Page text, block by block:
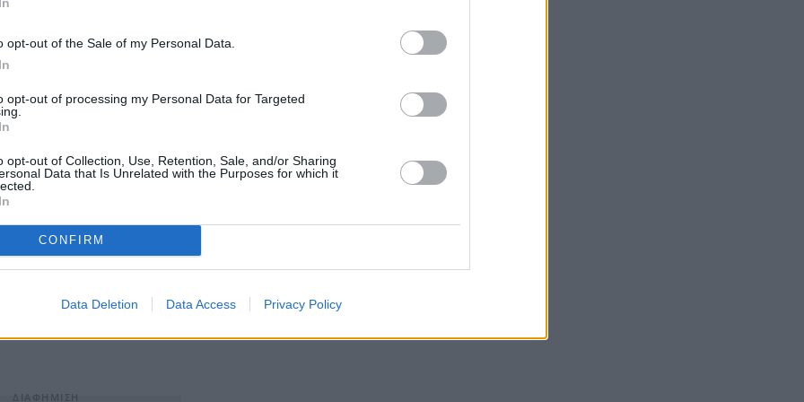
opt-out of the Sale of my Personal Data.
opt-out of processing my Personal Data for Targeted
opt-out of Collection, Use, Retention, Sale, and/or Sharing
Data that Is Unrelated with the Purposes for which it
CONFIRM
Data Deletion Data Access Privacy Policy
στη θεώρηση ότι η καταναλωτική συμπεριφορά
τις δράσεις του marketing. Τα
συμπεριφορά με τη λεγόμενη
Action), που υπαγορεύει ότι το μόνο που έχει να
να παράξει Ενδιαφέρον και να διεγείρει την
αναλάβει Δράση.
εξηγεί τη σχέση καταναλωτή – προς – προϊόν
Τα «4P» όμως αγνοούν το γεγονός, ότι το
το νόημα για κάθε «P», το οποίο και καθορίζει